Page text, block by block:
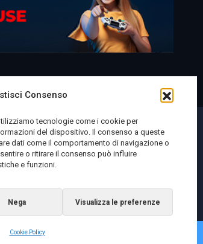
Consenso
tecnologie come i cookie per
del dispositivo. Il consenso a queste
dati come il comportamento di navigazione o
o ritirare il consenso può influire
e funzioni.
Nega Visualizza le preferenze
Cookie Policy